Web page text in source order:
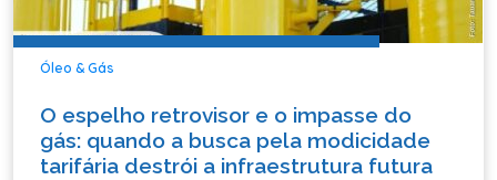
Óleo & Gás
O espelho retrovisor e o impasse do
gás: quando a busca pela modicidade
tarifária destrói a infraestrutura futura